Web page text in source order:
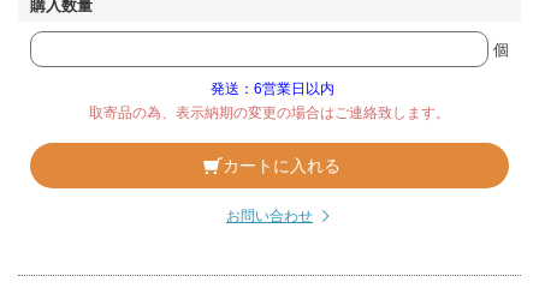
個
発送：6営業日以内
取寄品の為、表示納期の変更の場合はご連絡致します。
カートに入れる
お問い合わせ